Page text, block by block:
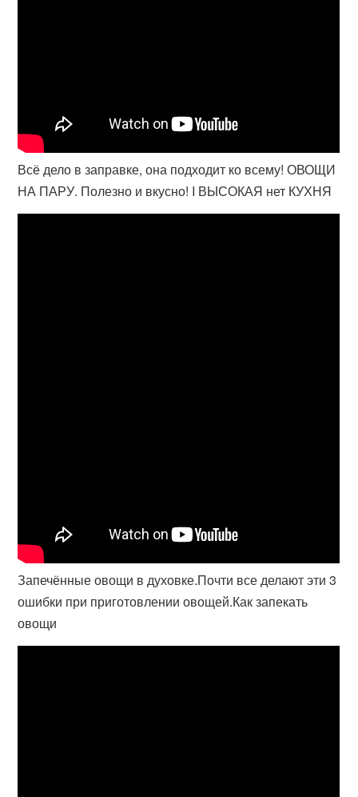
Всё дело в заправке, она подходит ко всему! ОВОЩИ
НА ПАРУ. Полезно и вкусно! I ВЫСОКАЯ нет КУХНЯ
Запечённые овощи в духовке.Почти все делают эти 3
ошибки при приготовлении овощей.Как запекать
овощи